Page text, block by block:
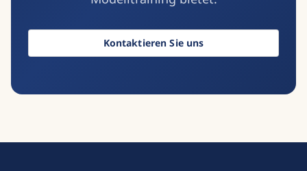
Kontaktieren Sie uns